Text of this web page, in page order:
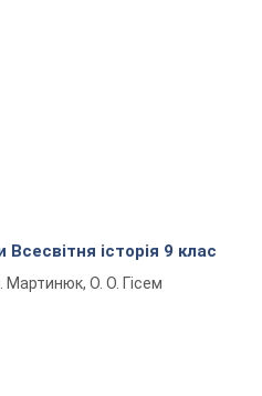
Всесвітня історія 9 клас
Мартинюк, О. О. Гісем